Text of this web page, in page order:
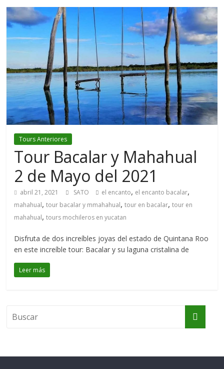
Tours Anteriores
Tour Bacalar y Mahahual
2 de Mayo del 2021
abril 21, 2021 SATO el encanto, el encanto bacalar,
mahahual,tour bacalar y mmahahual,tour en bacalar,tour en
mahahual,tours mochileros en yucatan
Disfruta de dos increíbles joyas del estado de Quintana Roo
en este increíble tour: Bacalar y su laguna cristalina de
Leer más